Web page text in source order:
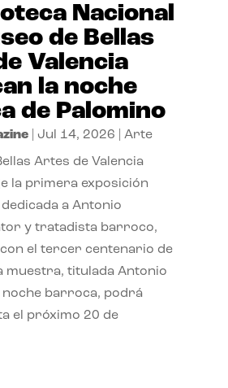
Nacional
de Bellas
Valencia
la noche
de Palomino
| Jul 14, 2026 Arte
Artes de Valencia
la primera exposición
a Antonio
y tratadista barroco,
el tercer centenario de
muestra, titulada Antonio
noche barroca, podrá
el próximo 20 de